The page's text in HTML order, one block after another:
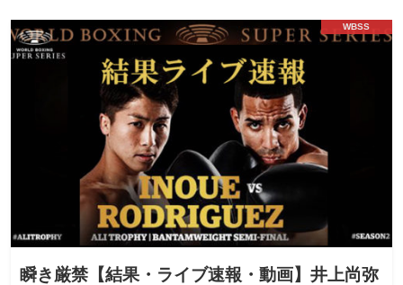
WBSS
瞬き厳禁【結果・ライブ速報・動画】井上尚弥